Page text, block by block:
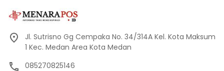
Jl. Sutrisno Gg Cempaka No. 34/314A Kel. Kota Maksum
1 Kec. Medan Area Kota Medan
085270825146